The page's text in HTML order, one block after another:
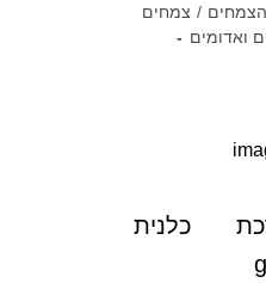
/ צמחים
ואדומים
כלנית